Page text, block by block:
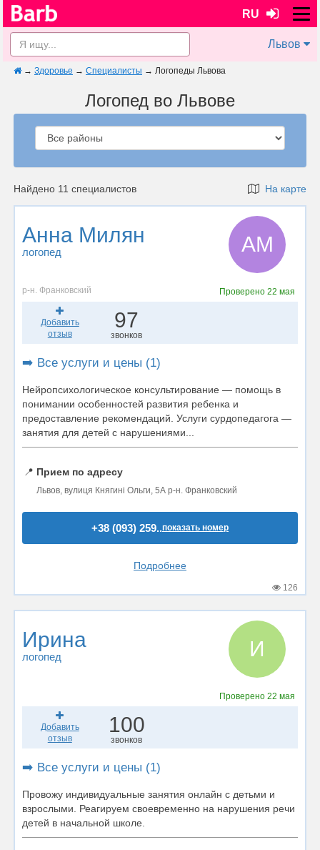
RU
Львов
→ Здоровье → Специалисты → Логопеды Львова
Логопед во Львове
Найдено 11 специалистов На карте
Анна Милян
логопед АМ
р-н. Франковский Проверено22 мая
Добавить
отзыв
97
звонков
➡️ Все услуги и цены (1)
Нейропсихологическое консультирование — помощь в
понимании особенностей развития ребенка и
предоставление рекомендаций. Услуги сурдопедагога —
занятия для детей с нарушениями...
📍 Прием по адресу
Львов, вулиця Княгині Ольги, 5А р-н. Франковский
+38 (093) 259..показать номер
Подробнее
126
Ирина
логопед И
Проверено22 мая
Добавить
отзыв
100
звонков
➡️ Все услуги и цены (1)
Провожу индивидуальные занятия онлайн с детьми и
взрослыми. Реагируем своевременно на нарушения речи
детей в начальной школе.